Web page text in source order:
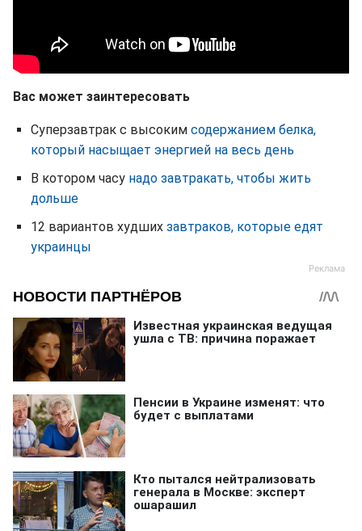
Вас может заинтересовать
Суперзавтрак с высоким содержанием белка,
который насыщает энергией на весь день
В котором часу надо завтракать, чтобы жить
дольше
12 вариантов худших завтраков, которые едят
украинцы